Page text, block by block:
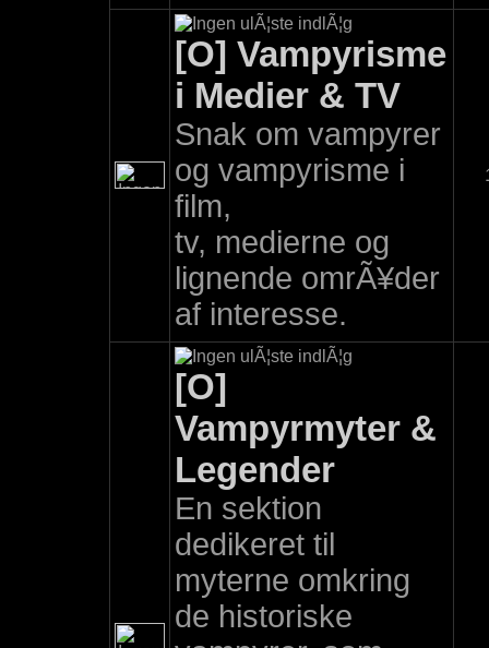
[O] Vampyrisme
i Medier & TV
Snak om vampyrer
og vampyrisme i
film,
tv, medierne og
lignende omrÃ¥der
af interesse.
[O]
Vampyrmyter &
Legender
En sektion
dedikeret til
myterne omkring
de historiske